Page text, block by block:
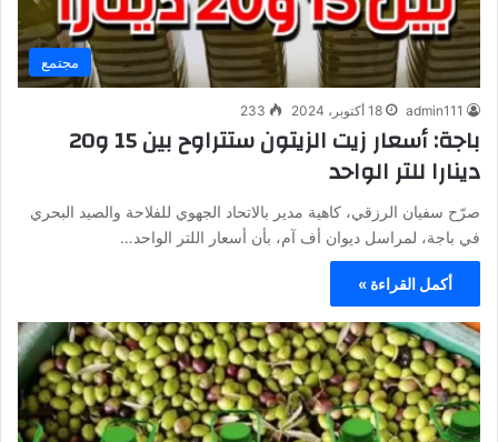
مجتمع
admin111 18 أكتوبر، 2024 233
باجة: أسعار زيت الزيتون ستتراوح بين 15 و20
دينارا للتر الواحد
صرّح سفيان الرزقي، كاهية مدير بالاتحاد الجهوي للفلاحة والصيد البحري
في باجة، لمراسل ديوان أف آم، بأن أسعار اللتر الواحد…
أكمل القراءة »